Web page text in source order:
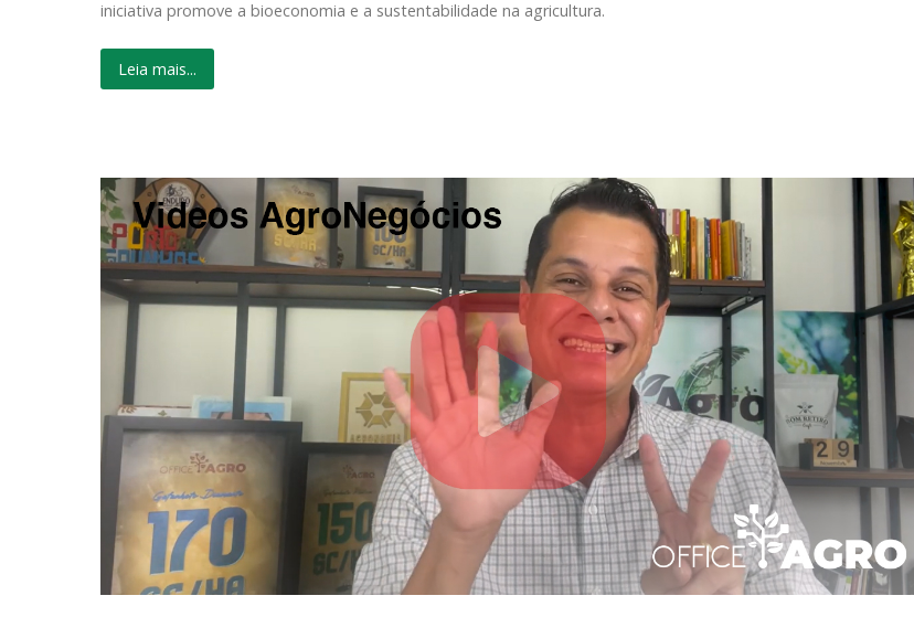
iniciativa promove a bioeconomia e a sustentabilidade na agricultura.
Leia mais...